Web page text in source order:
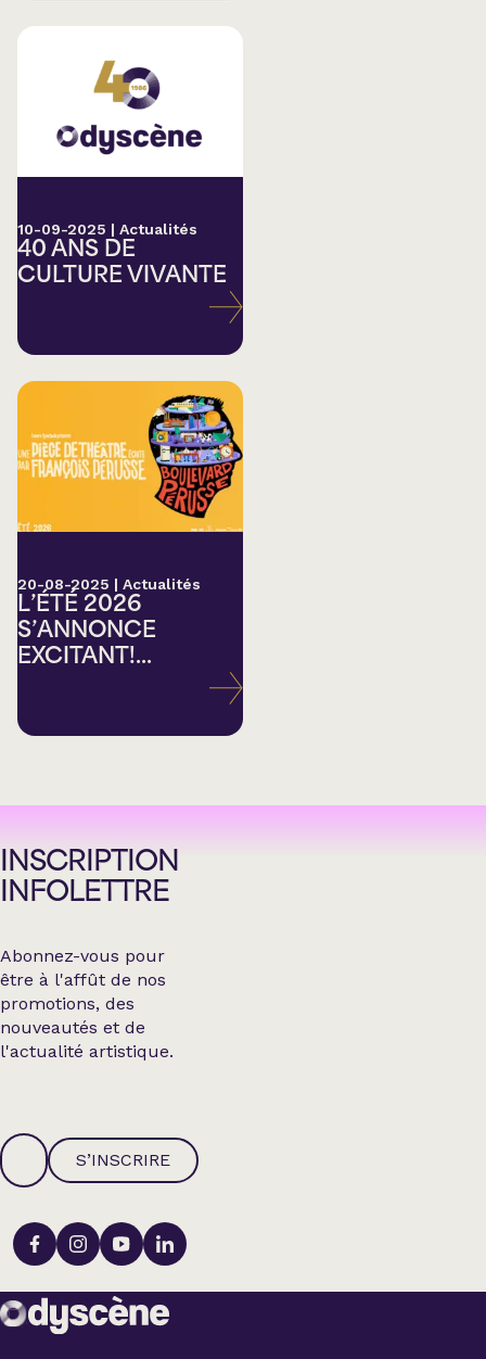
10-09-2025 | Actualités
40 ANS DE
CULTURE VIVANTE
20-08-2025 | Actualités
L’ÉTÉ 2026
S’ANNONCE
EXCITANT!...
INSCRIPTION
INFOLETTRE
Abonnez-vous pour
être à l'affût de nos
promotions, des
nouveautés et de
l'actualité artistique.
S’INSCRIRE